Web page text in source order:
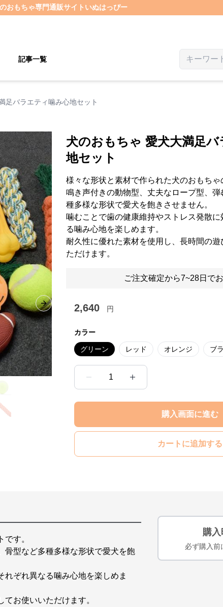
おもちゃ専門通販サイト いぬはっぴー
記事一覧
足バラエティ噛み心地セット
Next slide
犬のおもちゃ 愛犬大満足
地セット
様々な形状と素材で作られた犬のおもちゃ
鳴き声付きの動物型、丈夫なロープ型、
種多様な形状で愛犬を飽きさせません。
噛むことで歯の健康維持やストレス発散
る噛み心地を楽しめます。
耐久性に優れた素材を使用し、長時間の
ただけます。
ご注文確定から7~28日で
2,640 円
カラー
グリーン レッド オレンジ ブ
1
購入画面に進む
カートに追加する
す。
骨型など多種多様な形状で愛犬を飽
ぞれ異なる噛み心地を楽しめま
お使いいただけます。
購
必ず購入前